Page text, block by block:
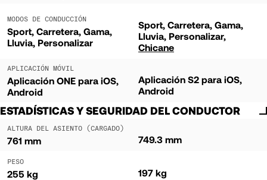
MODOS DE CONDUCCIÓN
Sport Carretera Gama
Lluvia Personalizar
Sport Carretera Gama
Lluvia Personalizar
Chicane
APLICACIÓN MÓVIL
Aplicación ONE para iOS,
Android
Aplicación S2 para iOS,
Android
ESTADÍSTICAS Y SEGURIDAD DEL CONDUCTOR
ALTURA DEL ASIENTO (CARGADO)
761 mm 749.3 mm
PESO
255 kg 197 kg